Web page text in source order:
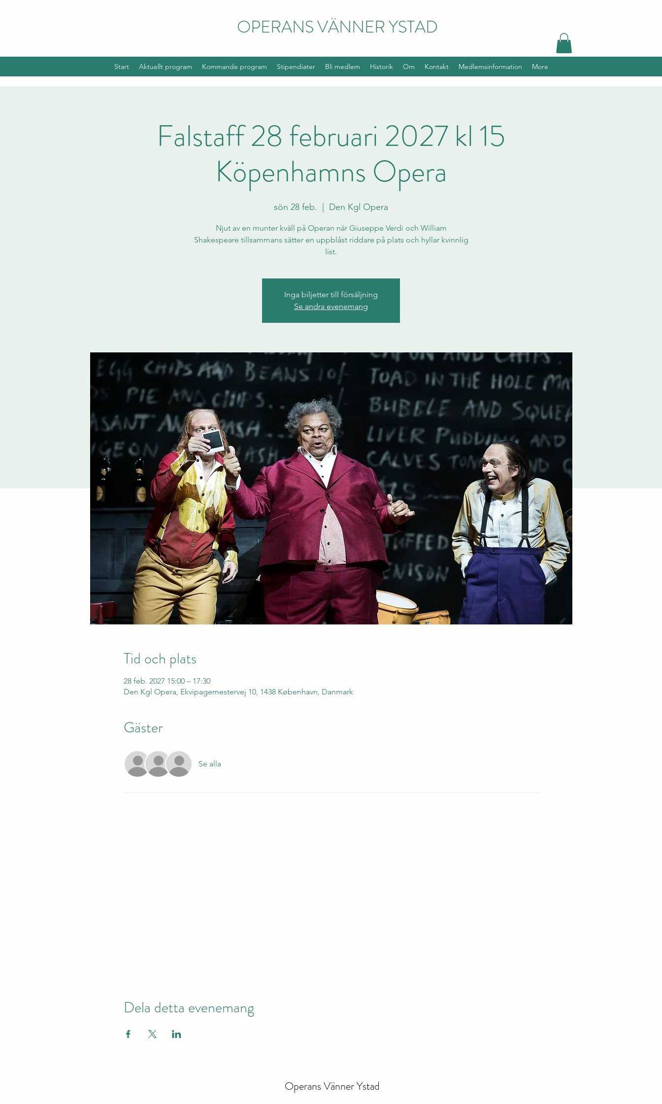
OPERANS VÄNNER YSTAD
Start Aktuellt program Kommande program Stipendiater Bli medlem Historik Om Kontakt Medlemsinformation More
Falstaff 28 februari 2027 kl 15
Köpenhamns Opera
sön 28 feb.
  |
Den Kgl Opera
Njut av en munter kväll på Operan när Giuseppe Verdi och William
Shakespeare tillsammans sätter en uppblåst riddare på plats och hyllar kvinnlig
list.
Inga biljetter till försäljning
Se andra evenemang
Tid och plats
28 feb. 2027 15:00 – 17:30
Den Kgl Opera, Ekvipagemestervej 10, 1438 København, Danmark
Gäster
Se alla
Dela detta evenemang
Operans Vänner Ystad